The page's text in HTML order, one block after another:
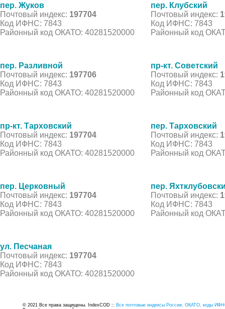
пер. Жуков
Почтовый индекс: 197704
Код ИФНС: 7843
Районный код ОКАТО: 40281520000
пер. Клубский
Почтовый индекс:
Код ИФНС: 7843
Районный код
пер. Разливной
Почтовый индекс: 197706
Код ИФНС: 7843
Районный код ОКАТО: 40281520000
пр-кт. Советский
Почтовый индекс:
Код ИФНС: 7843
Районный код
пр-кт. Тарховский
Почтовый индекс: 197704
Код ИФНС: 7843
Районный код ОКАТО: 40281520000
пер. Тарховский
Почтовый индекс:
Код ИФНС: 7843
Районный код
пер. Церковный
Почтовый индекс: 197704
Код ИФНС: 7843
Районный код ОКАТО: 40281520000
пер.
Почтовый индекс:
Код ИФНС: 7843
Районный код
ул. Песчаная
Почтовый индекс: 197704
Код ИФНС: 7843
Районный код ОКАТО: 40281520000
© 2021 Все права защищены. IndexCOD :: Все почтовые индексы России, ОКАТО, коды